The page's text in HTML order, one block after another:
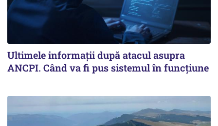
Ultimele informații după atacul asupra
ANCPI. Când va fi pus sistemul în funcțiune